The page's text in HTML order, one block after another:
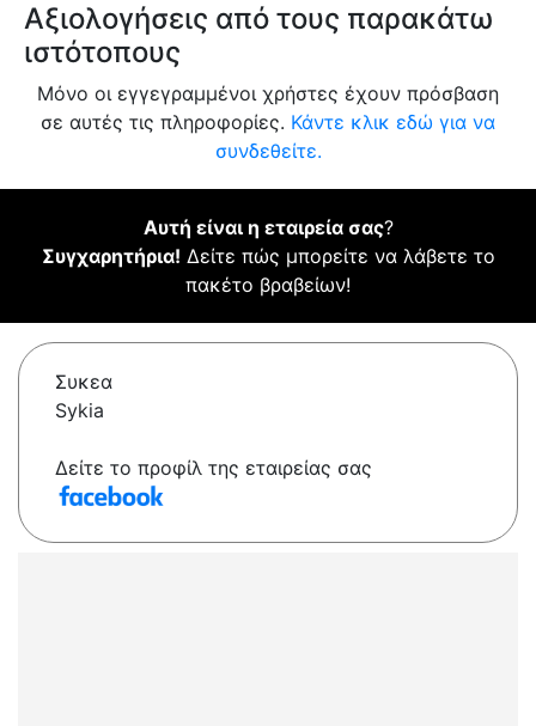
Αξιολογήσεις από τους παρακάτω
ιστότοπους
Μόνο οι εγγεγραμμένοι χρήστες έχουν πρόσβαση
σε αυτές τις πληροφορίες. Κάντε κλικ εδώ για να
συνδεθείτε.
Αυτή είναι η εταιρεία σας?
Συγχαρητήρια! Δείτε πώς μπορείτε να λάβετε το
πακέτο βραβείων!
Συκεα
Sykia
Δείτε το προφίλ της εταιρείας σας